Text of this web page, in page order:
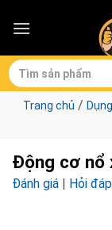
Tìm
kiếm:
Trang chủ /
Động cơ nổ
Đánh giá | Hỏi đáp